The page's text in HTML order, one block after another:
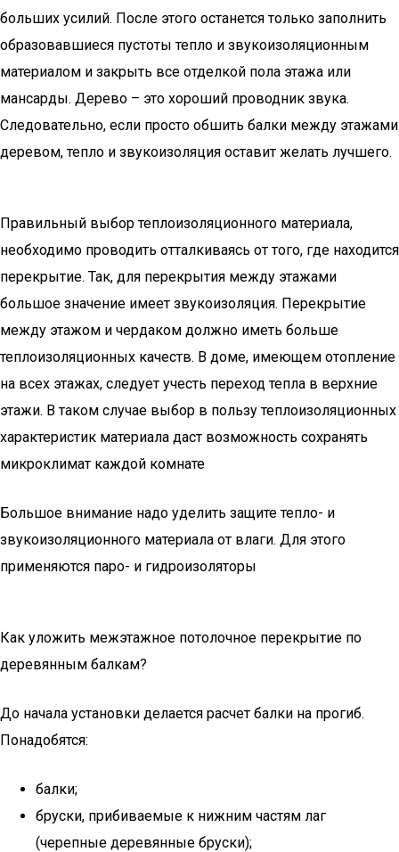
больших усилий. После этого останется только заполнить
образовавшиеся пустоты тепло и звукоизоляционным
материалом и закрыть все отделкой пола этажа или
мансарды. Дерево – это хороший проводник звука.
Следовательно, если просто обшить балки между этажами
деревом, тепло и звукоизоляция оставит желать лучшего.
Правильный выбор теплоизоляционного материала,
необходимо проводить отталкиваясь от того, где находится
перекрытие. Так, для перекрытия между этажами
большое значение имеет звукоизоляция. Перекрытие
между этажом и чердаком должно иметь больше
теплоизоляционных качеств. В доме, имеющем отопление
на всех этажах, следует учесть переход тепла в верхние
этажи. В таком случае выбор в пользу теплоизоляционных
характеристик материала даст возможность сохранять
микроклимат каждой комнате
Большое внимание надо уделить защите тепло- и
звукоизоляционного материала от влаги. Для этого
применяются паро- и гидроизоляторы
Как уложить межэтажное потолочное перекрытие по
деревянным балкам?
До начала установки делается расчет балки на прогиб.
Понадобятся:
балки;
бруски, прибиваемые к нижним частям лаг
(черепные деревянные бруски);